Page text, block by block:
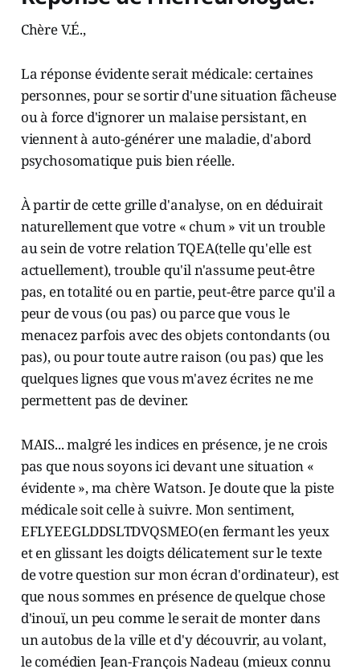
Chère V.É.,
La réponse évidente serait médicale: certaines
personnes, pour se sortir d'une situation fâcheuse
ou à force d'ignorer un malaise persistant, en
viennent à auto-générer une maladie, d'abord
psychosomatique puis bien réelle.
À partir de cette grille d'analyse, on en déduirait
naturellement que votre « chum » vit un trouble
au sein de votre relation TQEA(telle qu'elle est
actuellement), trouble qu'il n'assume peut-être
pas, en totalité ou en partie, peut-être parce qu'il a
peur de vous (ou pas) ou parce que vous le
menacez parfois avec des objets contondants (ou
pas), ou pour toute autre raison (ou pas) que les
quelques lignes que vous m'avez écrites ne me
permettent pas de deviner.
MAIS... malgré les indices en présence, je ne crois
pas que nous soyons ici devant une situation «
évidente », ma chère Watson. Je doute que la piste
médicale soit celle à suivre. Mon sentiment,
EFLYEEGLDDSLTDVQSMEO(en fermant les yeux
et en glissant les doigts délicatement sur le texte
de votre question sur mon écran d'ordinateur), est
que nous sommes en présence de quelque chose
d'inouï, un peu comme le serait de monter dans
un autobus de la ville et d'y découvrir, au volant,
le comédien Jean-François Nadeau (mieux connu